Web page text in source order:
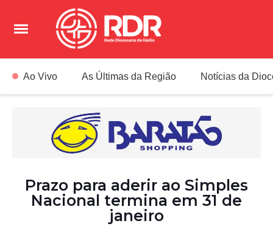
Ao Vivo As Últimas da Região Notícias da
Prazo para aderir ao Simples
Nacional termina em 31 de
janeiro